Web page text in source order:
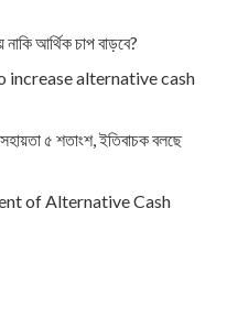
আর্থিক চাপ বাড়বে?
alternative cash
৫ শতাংশ, ইতিবাচক বলছে
of Alternative Cash